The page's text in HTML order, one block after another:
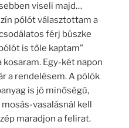
viseli majd…
pólót választottam a
férj büszke
is tőle kaptam”
Egy-két napon
a rendelésem. A pólók
is jó minőségű,
vasalásnál kell
maradjon a felirat.